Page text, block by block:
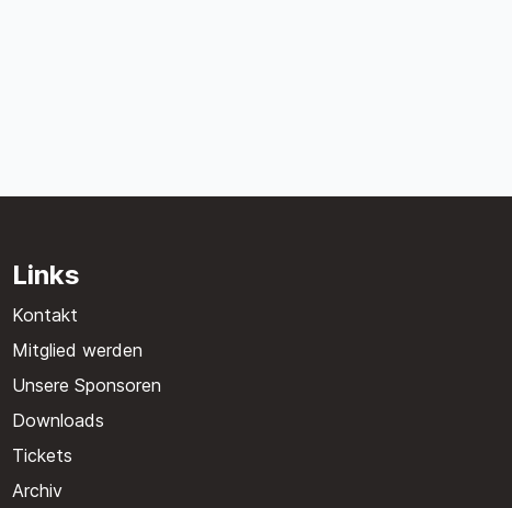
Links
Kontakt
Mitglied werden
Unsere Sponsoren
Downloads
Tickets
Archiv